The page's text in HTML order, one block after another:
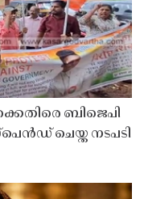
ബിജെപി
ചെയ്ത നടപടി